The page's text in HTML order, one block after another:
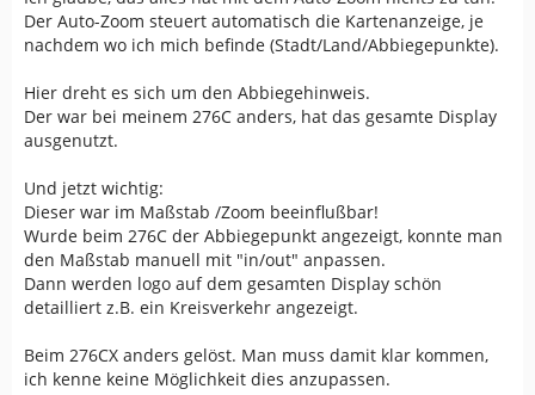
Der Auto-Zoom steuert automatisch die Kartenanzeige, je
nachdem wo ich mich befinde (Stadt/Land/Abbiegepunkte).
Hier dreht es sich um den Abbiegehinweis.
Der war bei meinem 276C anders, hat das gesamte Display
ausgenutzt.
Und jetzt wichtig:
Dieser war im Maßstab /Zoom beeinflußbar!
Wurde beim 276C der Abbiegepunkt angezeigt, konnte man
den Maßstab manuell mit "in/out" anpassen.
Dann werden logo auf dem gesamten Display schön
detailliert z.B. ein Kreisverkehr angezeigt.
Beim 276CX anders gelöst. Man muss damit klar kommen,
ich kenne keine Möglichkeit dies anzupassen.